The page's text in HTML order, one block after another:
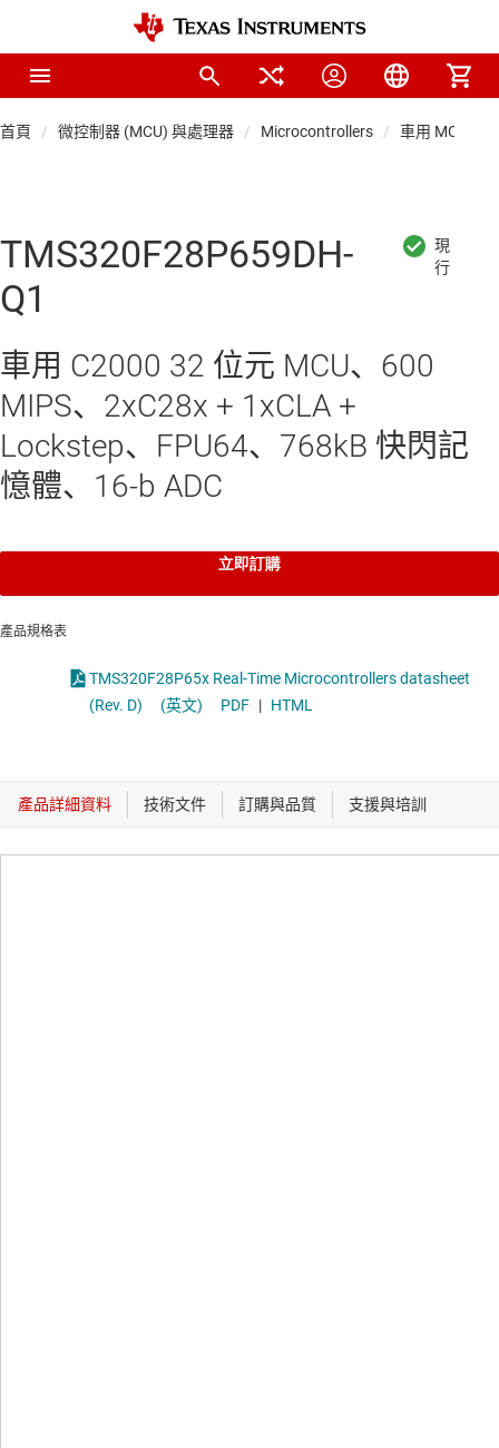
首頁 微控制器 (MCU) 與處理器 Microcontrollers 車用 MCU
TMS320F28P659DH-
Q1
車用 C2000 32 位元 MCU、600
MIPS、2xC28x + 1xCLA +
Lockstep、FPU64、768kB 快閃記
憶體、16-b ADC
立即訂購
產品規格表
TMS320F28P65x Real-Time Microcontrollers datasheet
(Rev. D)
(英文) PDF | HTML